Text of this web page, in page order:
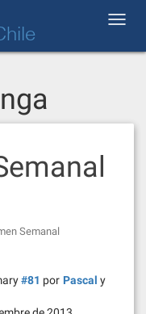
Semanal
#81 por Pascal y